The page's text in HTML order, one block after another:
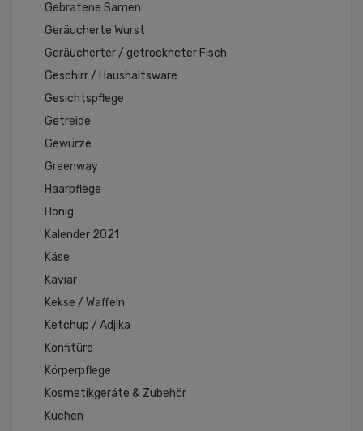
Gebratene Samen
Geräucherte Wurst
Geräucherter / getrockneter Fisch
Geschirr / Haushaltsware
Gesichtspflege
Getreide
Gewürze
Greenway
Haarpflege
Honig
Kalender 2021
Käse
Kaviar
Kekse / Waffeln
Ketchup / Adjika
Konfitüre
Körperpflege
Kosmetikgeräte & Zubehör
Kuchen